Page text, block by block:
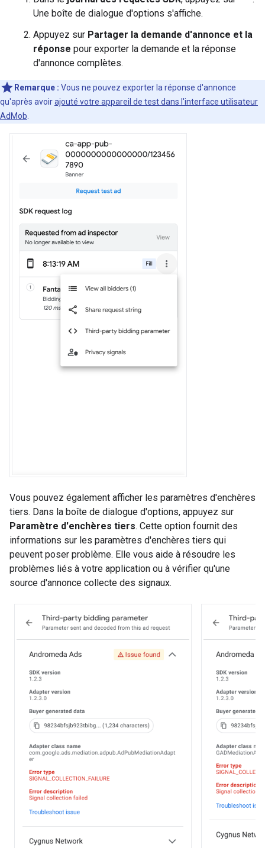
Une boîte de dialogue d'options s'affiche.
Appuyez sur Partager la demande d'annonce et la
réponse pour exporter la demande et la réponse
d'annonce complètes.
Remarque : Vous ne pouvez exporter la réponse d'annonce
qu'après avoirajouté votre appareil de test dans l'interface utilisateur
AdMob
Vous pouvez également afficher les paramètres d'enchères
tiers. Dans la boîte de dialogue d'options, appuyez sur
Paramètre d'enchères tiers. Cette option fournit des
informations sur les paramètres d'enchères tiers qui
peuvent poser problème. Elle vous aide à résoudre les
problèmes liés à votre application ou à vérifier qu'une
source d'annonce collecte des signaux.